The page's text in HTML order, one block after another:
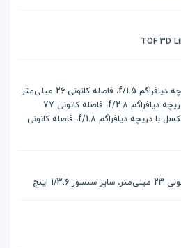
دوربین اول 12 مگاپیکسل با دریچه دیافراگم f/1.5، فاصله کانونی 26 میلی‌متر
- دوربین دوم 12 مگاپیکسل با دریچه دیافراگم f/2.8، فاصله کانونی 77
میلی‌متر، دوربین سوم 12 مگاپیکسل با دریچه دیافراگم f/1.8، فاصله کانونی